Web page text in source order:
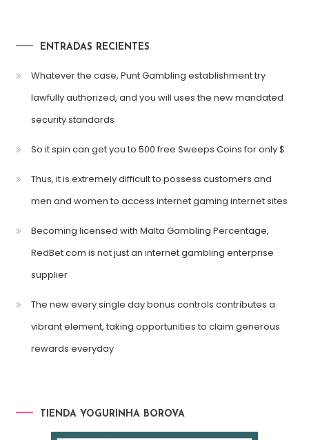
ENTRADAS RECIENTES
Whatever the case, Punt Gambling establishment try
lawfully authorized, and you will uses the new mandated
security standards
So it spin can get you to 500 free Sweeps Coins for only $
Thus, it is extremely difficult to possess customers and
men and women to access internet gaming internet sites
Becoming licensed with Malta Gambling Percentage,
RedBet com is not just an internet gambling enterprise
supplier
The new every single day bonus controls contributes a
vibrant element, taking opportunities to claim generous
rewards everyday
TIENDA YOGURINHA BOROVA